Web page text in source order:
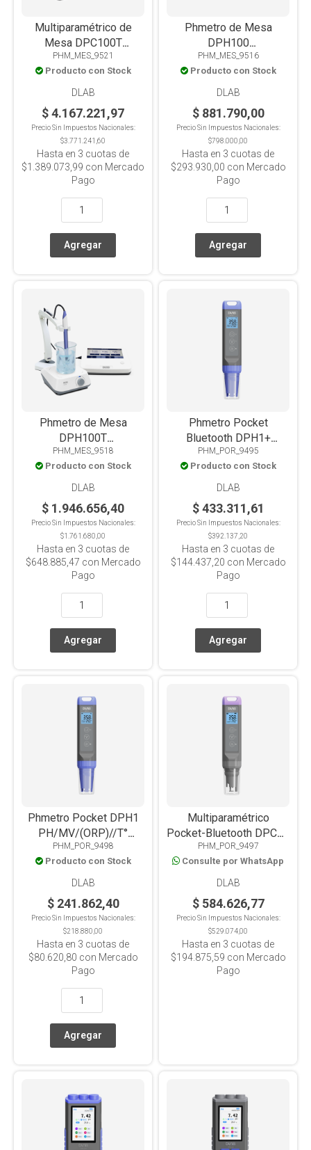
Multiparamétrico de
Mesa DPC100T
PH/MV/(ORP)/COND/TDS/SAL/RES/T°.
Pantalla Táctil 7"
PHM_MES_9521
Producto con Stock
DLAB
$ 4.167.221,97
Precio Sin Impuestos Nacionales:
$3.771.241,60
Hasta en 3 cuotas de
$1.389.073,99 con Mercado
Pago
Phmetro de Mesa
DPH100
PH/MV/(ORP)/T°
PHM_MES_9516
Producto con Stock
DLAB
$ 881.790,00
Precio Sin Impuestos Nacionales:
$798.000,00
Hasta en 3 cuotas de
$293.930,00 con Mercado
Pago
Phmetro de Mesa
DPH100T
PH/MV/(ORP)/T°.
Pantalla Táctil 7"
PHM_MES_9518
Producto con Stock
DLAB
$ 1.946.656,40
Precio Sin Impuestos Nacionales:
$1.761.680,00
Hasta en 3 cuotas de
$648.885,47 con Mercado
Pago
Phmetro Pocket
Bluetooth DPH1+
pH/mV/(ORP)/T°.
Electrodo reemplazable
PHM_POR_9495
Producto con Stock
DLAB
$ 433.311,61
Precio Sin Impuestos Nacionales:
$392.137,20
Hasta en 3 cuotas de
$144.437,20 con Mercado
Pago
Phmetro Pocket DPH1
PH/MV/(ORP)//T°
Electrodo Reemplazable
PHM_POR_9498
Producto con Stock
DLAB
$ 241.862,40
Precio Sin Impuestos Nacionales:
$218.880,00
Hasta en 3 cuotas de
$80.620,80 con Mercado
Pago
Multiparamétrico
Pocket-Bluetooth DPC1+
PH/MV/(ORP)/COND/TDS/
Electrodo Reemplazable
PHM_POR_9497
Consulte por WhatsApp
DLAB
$ 584.626,77
Precio Sin Impuestos Nacionales:
$529.074,00
Hasta en 3 cuotas de
$194.875,59 con Mercado
Pago